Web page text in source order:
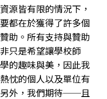
源皆有限的情況下，
都在於獲得了許多個
助。所有支持與贊助
只是希望讓學校師
的趣味與美，因此我
忱的個人以及單位有
另外，我們期待──且